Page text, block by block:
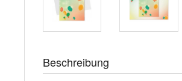
Beschreibung